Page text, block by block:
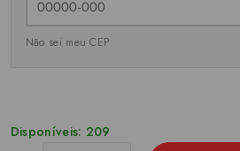
Não sei meu CEP
Disponíveis: 209